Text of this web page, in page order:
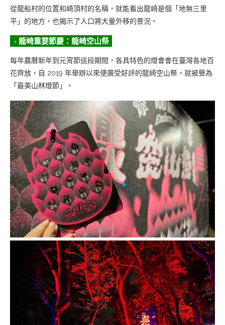
從龍船村的位置和崎頂村的名稱，就能看出龍崎是個「地無三里
平」的地方，也揭示了人口將大量外移的景況。
◦ 龍崎重要節慶：龍崎空山祭
每年農曆新年到元宵節這段期間，各具特色的燈會會在臺灣各地百
花齊放，自 2019 年舉辦以來便廣受好評的龍崎空山祭，就被譽為
「最美山林燈節」。